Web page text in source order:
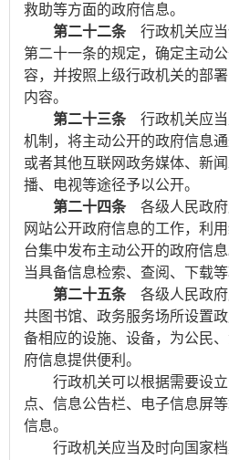
救助等方面的政府信息。
第二十二条行政机关应当
第二十一条的规定，确定主动
容，并按照上级行政机关的部
内容。
第二十三条行政机关应当
机制，将主动公开的政府信息
或者其他互联网政务媒体、新
播、电视等途径予以公开。
第二十四条各级人民政府
网站公开政府信息的工作，利
台集中发布主动公开的政府信
当具备信息检索、查阅、下载等
第二十五条各级人民政府
共图书馆、政务服务场所设置
备相应的设施、设备，为公民
府信息提供便利。
行政机关可以根据需要设立
点、信息公告栏、电子信息屏
信息。
行政机关应当及时向国家档